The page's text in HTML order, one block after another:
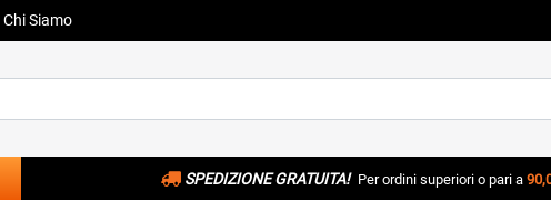
Chi Siamo
SPEDIZIONE GRATUITA! Per ordini superiori o pari a